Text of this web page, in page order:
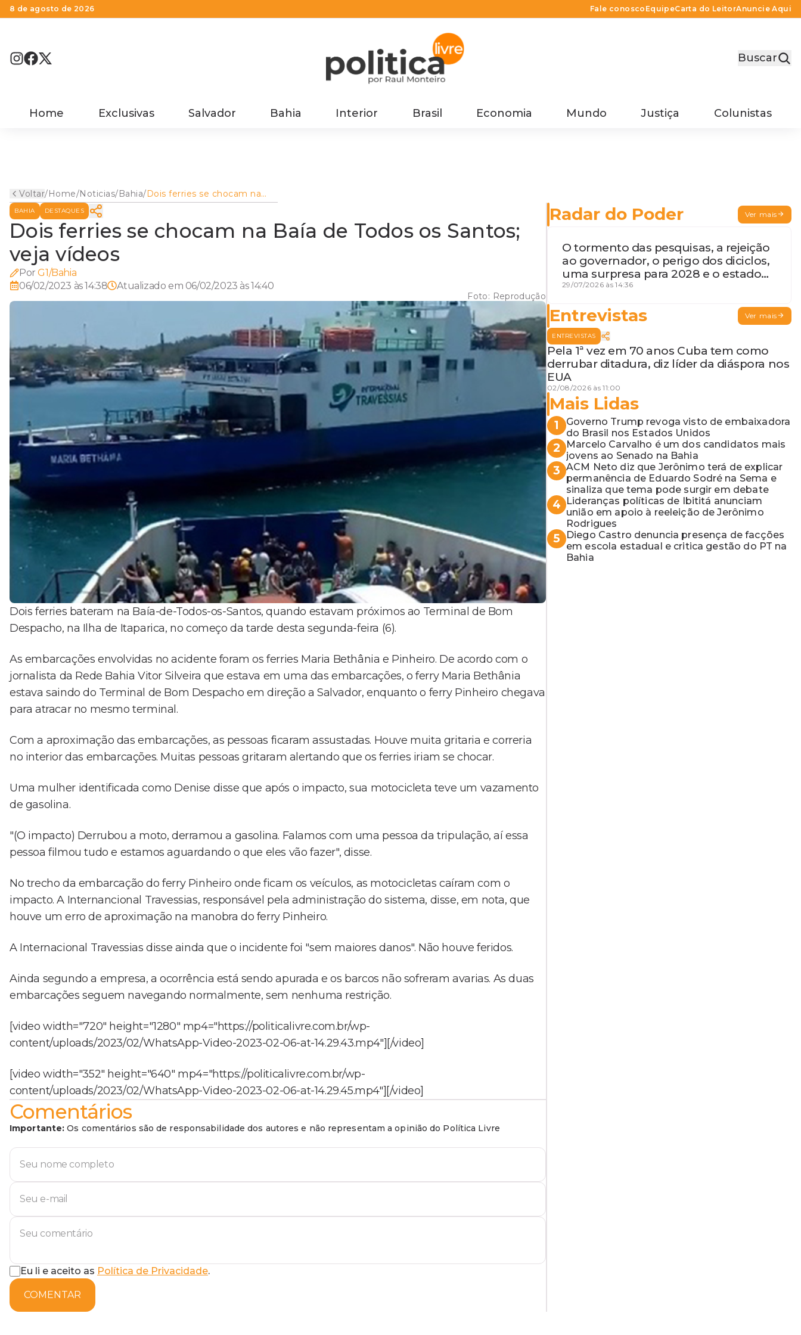
8 de agosto de 2026 Fale conosco EquipeCarta do LeitorAnuncie Aqui
Buscar
Home Exclusivas Salvador Bahia Interior Brasil Economia Mundo Justiça Colunistas
Voltar/Home/Noticias/Bahia/Dois ferries se chocam na
Baía de Todos os Santos; veja
BAHIA DESTAQUES
Dois ferries se chocam na Baía de Todos os Santos;
veja vídeos
Por G1/Bahia
06/02/2023 às 14:38
Atualizado em 06/02/2023 às 14:40
Foto: Reprodução
Dois ferries bateram na Baía-de-Todos-os-Santos, quando estavam próximos ao Terminal de Bom
Despacho, na Ilha de Itaparica, no começo da tarde desta segunda-feira (6).
As embarcações envolvidas no acidente foram os ferries Maria Bethânia e Pinheiro. De acordo com o
jornalista da Rede Bahia Vitor Silveira que estava em uma das embarcações, o ferry Maria Bethânia
estava saindo do Terminal de Bom Despacho em direção a Salvador, enquanto o ferry Pinheiro chegava
para atracar no mesmo terminal.
Com a aproximação das embarcações, as pessoas ficaram assustadas. Houve muita gritaria e correria
no interior das embarcações. Muitas pessoas gritaram alertando que os ferries iriam se chocar.
Uma mulher identificada como Denise disse que após o impacto, sua motocicleta teve um vazamento
de gasolina.
"(O impacto) Derrubou a moto, derramou a gasolina. Falamos com uma pessoa da tripulação, aí essa
pessoa filmou tudo e estamos aguardando o que eles vão fazer", disse.
No trecho da embarcação do ferry Pinheiro onde ficam os veículos, as motocicletas caíram com o
impacto. A Internancional Travessias, responsável pela administração do sistema, disse, em nota, que
houve um erro de aproximação na manobra do ferry Pinheiro.
A Internacional Travessias disse ainda que o incidente foi "sem maiores danos". Não houve feridos.
Ainda segundo a empresa, a ocorrência está sendo apurada e os barcos não sofreram avarias. As duas
embarcações seguem navegando normalmente, sem nenhuma restrição.
[video width="720" height="1280" mp4="https://politicalivre.com.br/wp-
content/uploads/2023/02/WhatsApp-Video-2023-02-06-at-14.29.43.mp4"][/video]
[video width="352" height="640" mp4="https://politicalivre.com.br/wp-
content/uploads/2023/02/WhatsApp-Video-2023-02-06-at-14.29.45.mp4"][/video]
Comentários
Importante: Os comentários são de responsabilidade dos autores e não representam a opinião do Política Livre
Eu li e aceito as Política de Privacidade.
COMENTAR
Radar do Poder Ver mais
O tormento das pesquisas, a rejeição
ao governador, o perigo dos diciclos,
uma surpresa para 2028 e o estado
de terceira guerra mundial
29/07/2026 às 14:36
Entrevistas Ver mais
ENTREVISTAS
Pela 1ª vez em 70 anos Cuba tem como
derrubar ditadura, diz líder da diáspora nos
EUA
02/08/2026 às 11:00
Mais Lidas
1
Governo Trump revoga visto de embaixadora
do Brasil nos Estados Unidos
2
Marcelo Carvalho é um dos candidatos mais
jovens ao Senado na Bahia
3 ACM Neto diz que Jerônimo terá de explicar
permanência de Eduardo Sodré na Sema e
sinaliza que tema pode surgir em debate
4
Lideranças políticas de Ibititá anunciam
união em apoio à reeleição de Jerônimo
Rodrigues
5
Diego Castro denuncia presença de facções
em escola estadual e critica gestão do PT na
Bahia